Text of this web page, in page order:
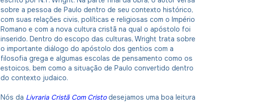
sobre a pessoa de Paulo dentro de seu contexto histórico,
com suas relações civis, políticas e religiosas com o Império
Romano e com a nova cultura cristã na qual o apóstolo foi
inserido. Dentro do escopo das culturas, Wright trata sobre
o importante diálogo do apóstolo dos gentios com a
filosofia grega e algumas escolas de pensamento como os
estoicos, bem como a situação de Paulo convertido dentro
do contexto judaico.
Nós da Livraria Cristã Com Cristo desejamos uma boa leitura